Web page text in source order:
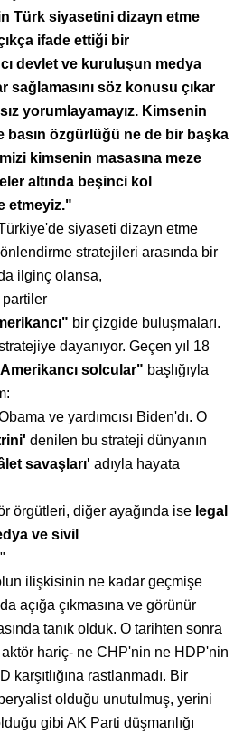
Türk siyasetini dizayn etme
ifade ettiği bir
devlet ve kuruluşun medya
sağlamasını söz konusu çıkar
yorumlayamayız. Kimsenin
basın özgürlüğü ne de bir başka
kimsenin masasına meze
altında beşinci kol
etmeyiz."
siyaseti dizayn etme
stratejileri arasında bir
ilginç olansa,
partiler
bir çizgide buluşmaları.
dayanıyor. Geçen yıl 18
solcular" başlığıyla
ve yardımcısı Biden'dı. O
denilen bu strateji dünyanın
savaşları' adıyla hayata
örgütleri, diğer ayağında ise legal
ve sivil
ilişkisinin ne kadar geçmişe
açığa çıkmasına ve görünür
tanık olduk. O tarihten sonra
hariç- ne CHP'nin ne HDP'nin
karşıtlığına rastlanmadı. Bir
olduğu unutulmuş, yerini
gibi AK Parti düşmanlığı